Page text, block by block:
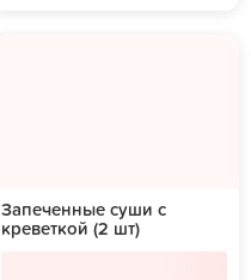
Запеченные суши с
креветкой (2 шт)